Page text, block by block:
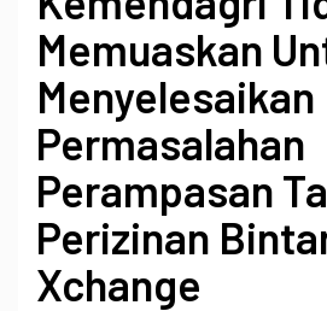
Memuaskan
Menyelesaikan
Permasalahan
Perampasan
Perizinan
Xchange